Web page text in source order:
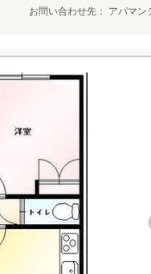
お問い合わせ先 アパマ